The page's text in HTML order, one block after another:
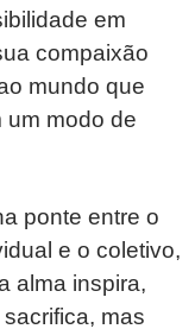
em
compaixão
mundo que
um modo de
ponte entre o
e o coletivo,
alma inspira,
mas